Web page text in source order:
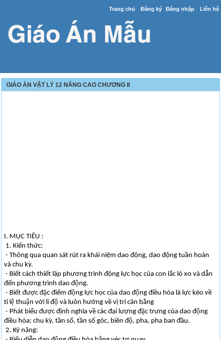
Trang chủ Đăng ký Đăng nhập Liên hệ
GIÁO ÁN VẬT LÝ 12 NÂNG CAO CHƯƠNG II
I. MỤC TIÊU :
1. Kiến thức:
- Thông qua quan sát rút ra khái niệm dao động, dao động tuần hoàn
và chu kỳ.
- Biết cách thiết lập phương trình động lực học của con lắc lò xo và dẫn
đến phương trình dao động.
- Biết được đặc điểm động lực học của dao động điều hòa là lực kéo về
tỉ lệ thuận với li độ và luôn hướng về vị trí cân bằng
- Phát biểu được định nghĩa về các đại lượng đặc trưng của dao động
điều hòa: chu kỳ, tần số, tần số góc, biên độ, pha, pha ban đầu.
2. Kỹ năng: